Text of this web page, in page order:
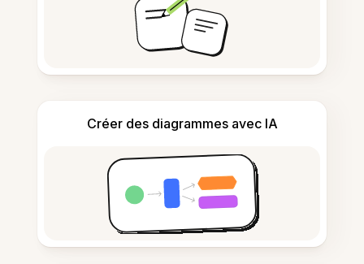
Créer des diagrammes avec IA